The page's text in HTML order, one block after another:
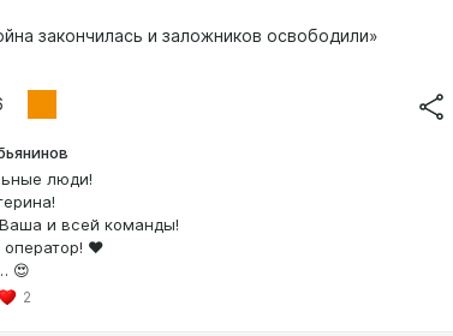
закончилась и заложников освободили»
люди!
и всей команды!
❤️
😍
2